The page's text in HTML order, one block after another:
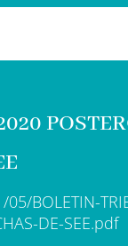
BOLETIN-
DE-SEE.pdf